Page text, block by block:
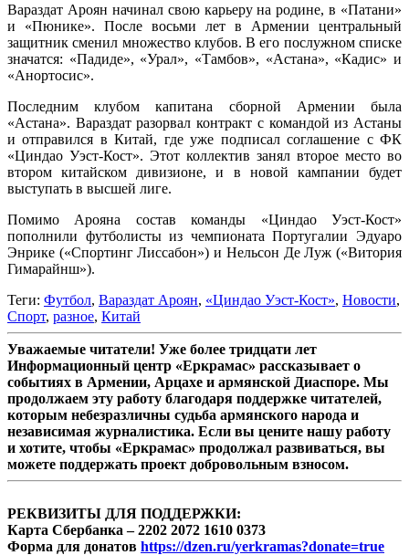
Вараздат Ароян начинал свою карьеру на родине, в «Патани»
и «Пюнике». После восьми лет в Армении центральный
защитник сменил множество клубов. В его послужном списке
значатся: «Падиде», «Урал», «Тамбов», «Астана», «Кадис» и
«Анортосис».
Последним клубом капитана сборной Армении была
«Астана». Вараздат разорвал контракт с командой из Астаны
и отправился в Китай, где уже подписал соглашение с ФК
«Циндао Уэст-Кост». Этот коллектив занял второе место во
втором китайском дивизионе, и в новой кампании будет
выступать в высшей лиге.
Помимо Арояна состав команды «Циндао Уэст-Кост»
пополнили футболисты из чемпионата Португалии Эдуаро
Энрике («Спортинг Лиссабон») и Нельсон Де Луж («Витория
Гимарайнш»).
Теги: Футбол, Вараздат Ароян, «Циндао Уэст-Кост», Новости,
Спорт, разное, Китай
Уважаемые читатели! Уже более тридцати лет
Информационный центр «Еркрамас» рассказывает о
событиях в Армении, Арцахе и армянской Диаспоре. Мы
продолжаем эту работу благодаря поддержке читателей,
которым небезразличны судьба армянского народа и
независимая журналистика. Если вы цените нашу работу
и хотите, чтобы «Еркрамас» продолжал развиваться, вы
можете поддержать проект добровольным взносом.
РЕКВИЗИТЫ ДЛЯ ПОДДЕРЖКИ:
Карта Сбербанка – 2202 2072 1610 0373
Форма для донатов https://dzen.ru/yerkramas?donate=true